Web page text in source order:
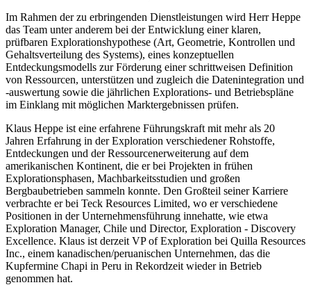
Im Rahmen der zu erbringenden Dienstleistungen wird Herr Heppe
das Team unter anderem bei der Entwicklung einer klaren,
prüfbaren Explorationshypothese (Art, Geometrie, Kontrollen und
Gehaltsverteilung des Systems), eines konzeptuellen
Entdeckungsmodells zur Förderung einer schrittweisen Definition
von Ressourcen, unterstützen und zugleich die Datenintegration und
-auswertung sowie die jährlichen Explorations- und Betriebspläne
im Einklang mit möglichen Marktergebnissen prüfen.
Klaus Heppe ist eine erfahrene Führungskraft mit mehr als 20
Jahren Erfahrung in der Exploration verschiedener Rohstoffe,
Entdeckungen und der Ressourcenerweiterung auf dem
amerikanischen Kontinent, die er bei Projekten in frühen
Explorationsphasen, Machbarkeitsstudien und großen
Bergbaubetrieben sammeln konnte. Den Großteil seiner Karriere
verbrachte er bei Teck Resources Limited, wo er verschiedene
Positionen in der Unternehmensführung innehatte, wie etwa
Exploration Manager, Chile und Director, Exploration - Discovery
Excellence. Klaus ist derzeit VP of Exploration bei Quilla Resources
Inc., einem kanadischen/peruanischen Unternehmen, das die
Kupfermine Chapi in Peru in Rekordzeit wieder in Betrieb
genommen hat.